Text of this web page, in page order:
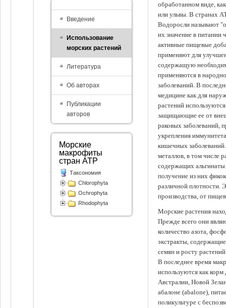
обработанном виде,
или ульвы. В странах
Водоросли называют
их значение в питании
активные пищевые
применяют для
содержащую
применяются в
заболеваний. В
медицине как для
растений
защищающие ее от
раковых заболеваний,
укрепления
кишечных
металлов, в том числе
содержащих
получение из них
различной плотности.
производства, от
Морские растения
Прежде всего они
количество азота,
экстракты,
семян и росту
В последнее время
используются как
Австралии, Новой
абалоне (abalone),
поликультуре с
Введение
Использование
морских растений
Литература
Об авторах
Публикации
авторов
Морские
макрофиты
стран АТР
Таксономия
Chlorophyta
Ochrophyta
Rhodophyta